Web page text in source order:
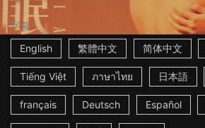
字幕
English
繁體中文 简体中文
Tiếng Việt ภาษาไทย 日本語
français Deutsch Español